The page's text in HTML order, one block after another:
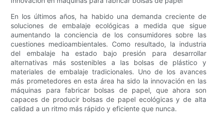
En los últimos años, ha habido una demanda creciente de
soluciones de embalaje ecológicas a medida que sigue
aumentando la conciencia de los consumidores sobre las
cuestiones medioambientales. Como resultado, la industria
del embalaje ha estado bajo presión para desarrollar
alternativas más sostenibles a las bolsas de plástico y
materiales de embalaje tradicionales. Uno de los avances
más prometedores en esta área ha sido la innovación en las
máquinas para fabricar bolsas de papel, que ahora son
capaces de producir bolsas de papel ecológicas y de alta
calidad a un ritmo más rápido y eficiente que nunca.